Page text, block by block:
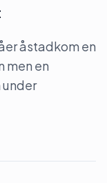
åstadkom en
men en